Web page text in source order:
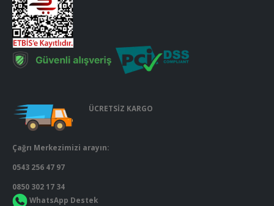
ÜCRETSİZ KARGO
Çağrı Merkezimizi arayın:
0543 256 47 97
0850 302 17 34
WhatsApp Destek